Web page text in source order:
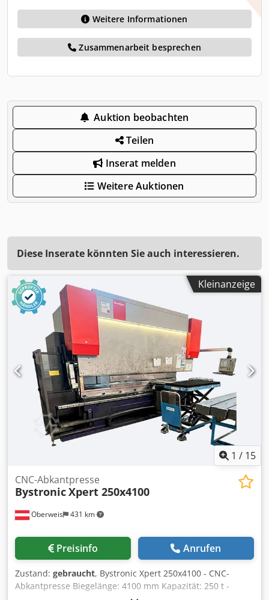
Weitere Informationen
Zusammenarbeit besprechen
Auktion beobachten
Teilen
Inserat melden
Weitere Auktionen
Diese Inserate könnten Sie auch interessieren.
Kleinanzeige
1 / 15
Oberweis 431 km
CNC-Abkantpresse
BystronicXpert 250x4100
Preisinfo Anrufen
Zustand: gebraucht, Bystronic Xpert 250x4100 - CNC-
Abkantpresse Biegelänge: 4100 mm Kapazität: 250 t -